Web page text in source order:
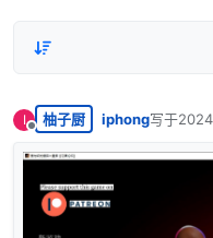
I
离线
柚子厨 iphong写于
最后由 编